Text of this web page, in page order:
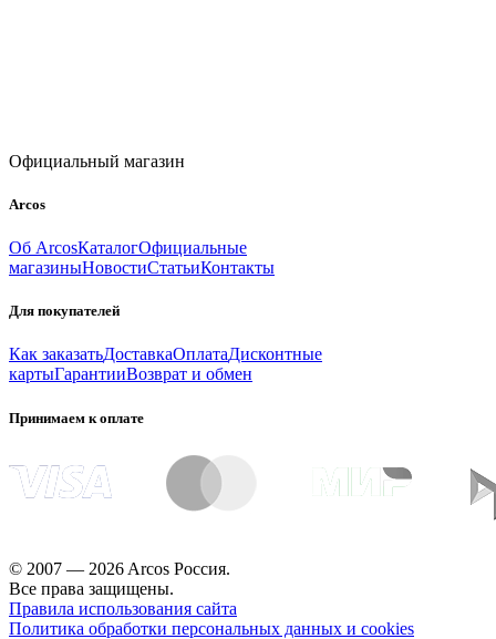
Официальный магазин
Arcos
Об ArcosКаталогОфициальные
магазиныНовостиСтатьиКонтакты
Для покупателей
Как заказатьДоставкаОплатаДисконтные
картыГарантииВозврат и обмен
Принимаем к оплате
© 2007 — 2026 Arcos Россия.
Все права защищены.
Правила использования сайта
Политика обработки персональных данных и cookies